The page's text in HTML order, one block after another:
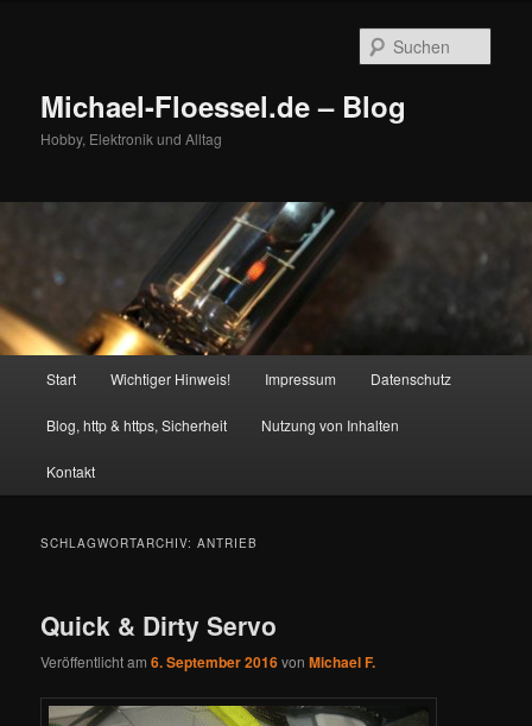
Michael-Floessel.de – Blog
Hobby, Elektronik und Alltag
Start Wichtiger Hinweis! Impressum Datenschutz
Blog, http & https, Sicherheit Nutzung von Inhalten
Kontakt
SCHLAGWORTARCHIV:ANTRIEB
Quick & Dirty Servo
Veröffentlicht am6. September 2016vonMichael F.